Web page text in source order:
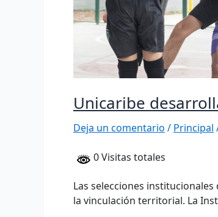
Unicaribe
Deja un comentario / Principal
0 Visitas totales
Las selecciones
la vinculación territorial. La